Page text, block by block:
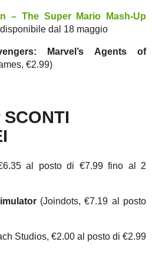
– The Super Mario Mash-Up
dal 18 maggio
: Marvel’s Agents of
€2.99)
SCONTI
al posto di €7.99 fino al 2
(Joindots, €7.19 al posto
Studios, €2.00 al posto di €2.99